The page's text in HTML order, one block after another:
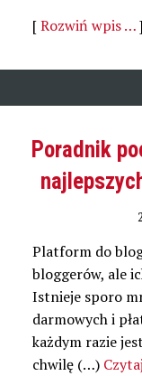
[Rozwiń wpis …]
Poradnik
Platform do
bloggerów, ale
Istnieje sporo
darmowych i
każdym razie
chwilę (…)